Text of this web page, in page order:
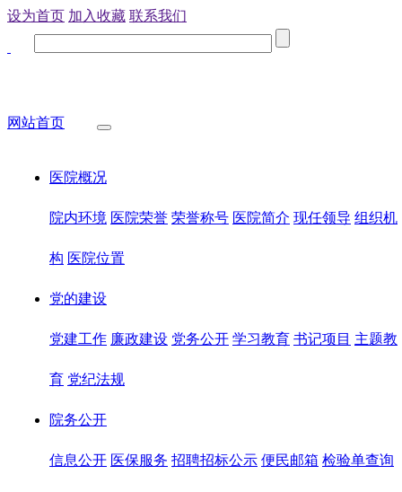
设为首页 加入收藏 联系我们
网站首页
医院概况
院内环境 医院荣誉 荣誉称号 医院简介 现任领导 组织机
构 医院位置
党的建设
党建工作 廉政建设 党务公开 学习教育 书记项目 主题教
育 党纪法规
院务公开
信息公开 医保服务 招聘招标公示 便民邮箱 检验单查询